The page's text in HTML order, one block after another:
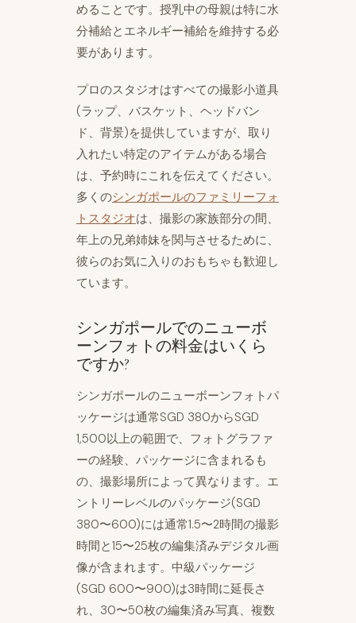
めることです。授乳中の母親は特に水
分補給とエネルギー補給を維持する必
要があります。
プロのスタジオはすべての撮影小道具
(ラップ、バスケット、ヘッドバン
ド、背景)を提供していますが、取り
入れたい特定のアイテムがある場合
は、予約時にこれを伝えてください。
多くのシンガポールのファミリーフォ
トスタジオは、撮影の家族部分の間、
年上の兄弟姉妹を関与させるために、
彼らのお気に入りのおもちゃも歓迎し
ています。
シンガポールでのニューボ
ーンフォトの料金はいくら
ですか?
シンガポールのニューボーンフォトパ
ッケージは通常SGD 380からSGD
1,500以上の範囲で、フォトグラファ
ーの経験、パッケージに含まれるも
の、撮影場所によって異なります。エ
ントリーレベルのパッケージ(SGD
380〜600)には通常1.5〜2時間の撮影
時間と15〜25枚の編集済みデジタル画
像が含まれます。中級パッケージ
(SGD 600〜900)は3時間に延長さ
れ、30〜50枚の編集済み写真、複数